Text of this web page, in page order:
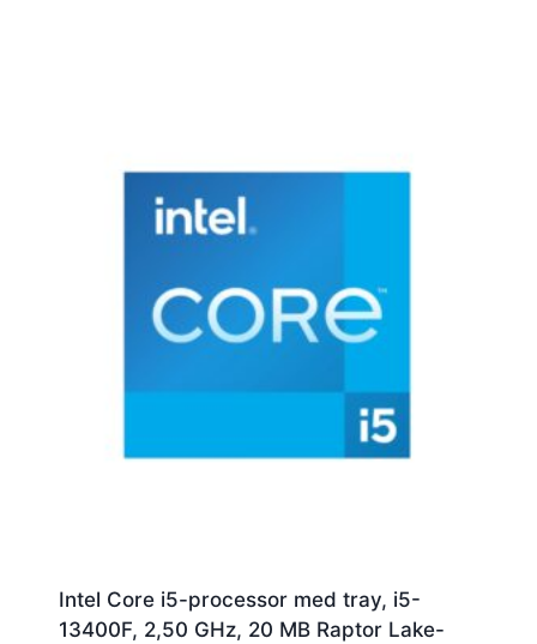
Intel Core i5-processor med tray, i5-
13400F, 2,50 GHz, 20 MB Raptor Lake-